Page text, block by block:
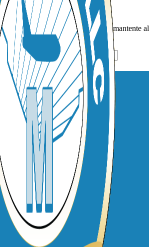
promociones
medio de tu correo electrónico y mantente al
ofertas especiales de MTOM.
Suscribirme
am - 5:00 pm
pm
- 03:00 pm